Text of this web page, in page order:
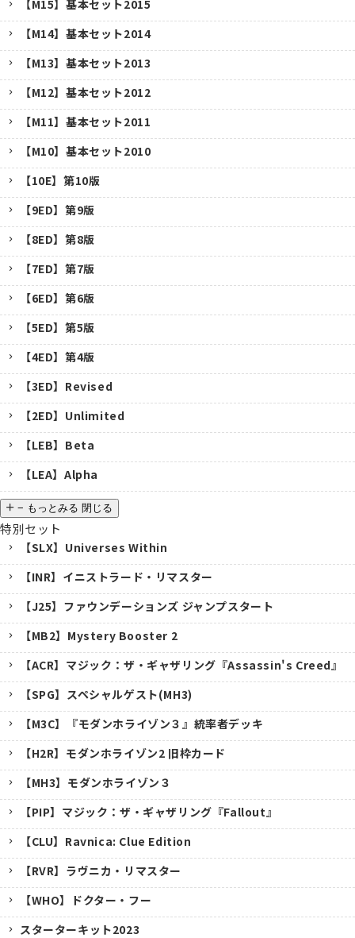
【M15】基本セット2015
【M14】基本セット2014
【M13】基本セット2013
【M12】基本セット2012
【M11】基本セット2011
【M10】基本セット2010
【10E】第10版
【9ED】第9版
【8ED】第8版
【7ED】第7版
【6ED】第6版
【5ED】第5版
【4ED】第4版
【3ED】Revised
【2ED】Unlimited
【LEB】Beta
【LEA】Alpha
− もっとみる 閉じる
特別セット
【SLX】Universes Within
【INR】イニストラード・リマスター
【J25】ファウンデーションズ ジャンプスタート
【MB2】Mystery Booster 2
【ACR】マジック：ザ・ギャザリング『Assassin's Creed』
【SPG】スペシャルゲスト(MH3)
【M3C】『モダンホライゾン３』統率者デッキ
【H2R】モダンホライゾン2 旧枠カード
【MH3】モダンホライゾン３
【PIP】マジック：ザ・ギャザリング『Fallout』
【CLU】Ravnica: Clue Edition
【RVR】ラヴニカ・リマスター
【WHO】ドクター・フー
スターターキット2023